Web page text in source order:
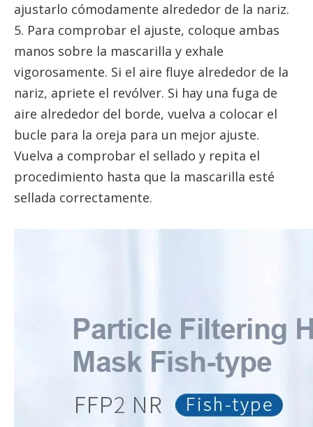
ajustarlo cómodamente alrededor de la nariz.
5. Para comprobar el ajuste, coloque ambas
manos sobre la mascarilla y exhale
vigorosamente. Si el aire fluye alrededor de la
nariz, apriete el revólver. Si hay una fuga de
aire alrededor del borde, vuelva a colocar el
bucle para la oreja para un mejor ajuste.
Vuelva a comprobar el sellado y repita el
procedimiento hasta que la mascarilla esté
sellada correctamente.